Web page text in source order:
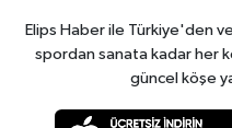
Elips Haber ile Türkiye'den
spordan sanata kadar her
güncel köşe